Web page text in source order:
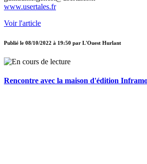
www.usertales.fr
Voir l'article
Publié le 08/10/2022 à 19:50 par L'Ouest Hurlant
Rencontre avec la maison d'édition